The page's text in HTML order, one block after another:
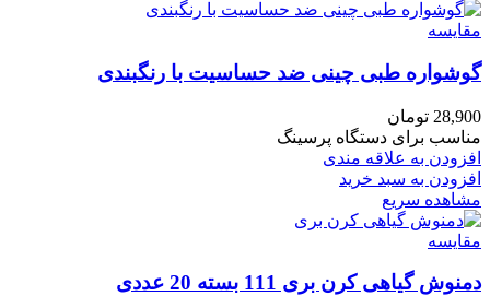
مقایسه
گوشواره طبی چینی ضد حساسیت با رنگبندی
28,900 تومان
مناسب برای دستگاه پرسینگ
افزودن به علاقه مندی
افزودن به سبد خرید
مشاهده سریع
مقایسه
دمنوش گیاهی کرن بری 111 بسته 20 عددی